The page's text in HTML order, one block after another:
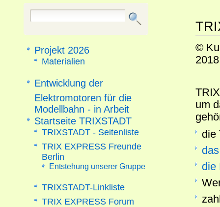
©
2018
um
die
die
Projekt 2026
Materialien
Entwicklung der
Elektromotoren für die
Modellbahn - in Arbeit
Startseite TRIXSTADT
TRIXSTADT - Seitenliste
TRIX EXPRESS Freunde
Berlin
Entstehung unserer Gruppe
TRIXSTADT-Linkliste
TRIX EXPRESS Forum